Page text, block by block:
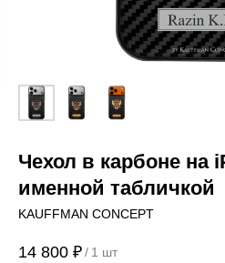
Чехол в карбоне на
именной табличкой
KAUFFMAN CONCEPT
14 800 ₽/ 1 шт